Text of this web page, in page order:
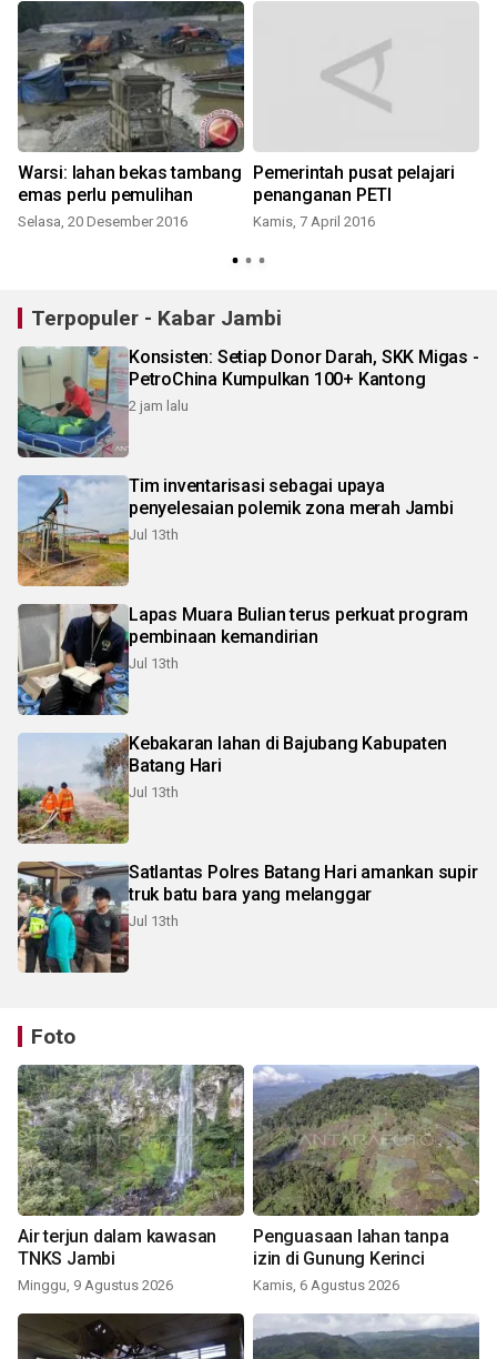
Warsi: lahan bekas tambang
emas perlu pemulihan
Selasa, 20 Desember 2016
Pemerintah pusat pelajari
penanganan PETI
Kamis, 7 April 2016
Terpopuler - Kabar Jambi
Konsisten: Setiap Donor Darah, SKK Migas -
PetroChina Kumpulkan 100+ Kantong
2 jam lalu
Tim inventarisasi sebagai upaya
penyelesaian polemik zona merah Jambi
Jul 13th
Lapas Muara Bulian terus perkuat program
pembinaan kemandirian
Jul 13th
Kebakaran lahan di Bajubang Kabupaten
Batang Hari
Jul 13th
Satlantas Polres Batang Hari amankan supir
truk batu bara yang melanggar
Jul 13th
Foto
Air terjun dalam kawasan
TNKS Jambi
Minggu, 9 Agustus 2026
Penguasaan lahan tanpa
izin di Gunung Kerinci
Kamis, 6 Agustus 2026